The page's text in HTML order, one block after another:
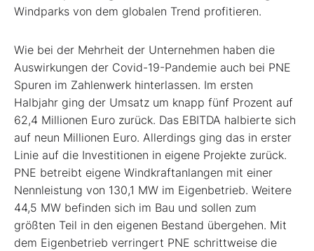
Windparks von dem globalen Trend profitieren.
Wie bei der Mehrheit der Unternehmen haben die
Auswirkungen der Covid-19-Pandemie auch bei PNE
Spuren im Zahlenwerk hinterlassen. Im ersten
Halbjahr ging der Umsatz um knapp fünf Prozent auf
62,4 Millionen Euro zurück. Das EBITDA halbierte sich
auf neun Millionen Euro. Allerdings ging das in erster
Linie auf die Investitionen in eigene Projekte zurück.
PNE betreibt eigene Windkraftanlangen mit einer
Nennleistung von 130,1 MW im Eigenbetrieb. Weitere
44,5 MW befinden sich im Bau und sollen zum
größten Teil in den eigenen Bestand übergehen. Mit
dem Eigenbetrieb verringert PNE schrittweise die